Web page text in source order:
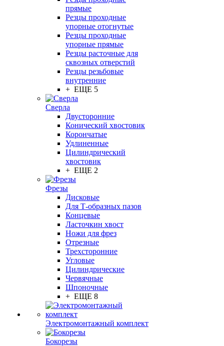
прямые
Резцы проходные
упорные отогнутые
Резцы проходные
упорные прямые
Резцы расточные для
сквозных отверстий
Резцы резьбовые
внутренние
+ ЕЩЕ 5
Сверла
Двусторонние
Конический хвостовик
Корончатые
Удлиненные
Цилиндрический
хвостовик
+ ЕЩЕ 2
Фрезы
Дисковые
Для Т-образных пазов
Концевые
Ласточкин хвост
Ножи для фрез
Отрезные
Трехсторонние
Угловые
Цилиндрические
Червячные
Шпоночные
+ ЕЩЕ 8
Электромонтажный комплект
Бокорезы